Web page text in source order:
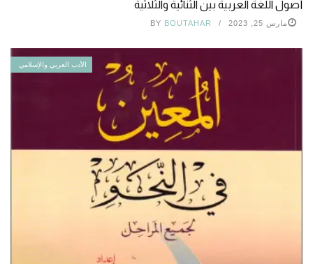
أصول اللغة العربية بين الثنائية والثلاثية
مارس 25, 2023 BY BOUTAHAR
الأدب العربي والإسلامي